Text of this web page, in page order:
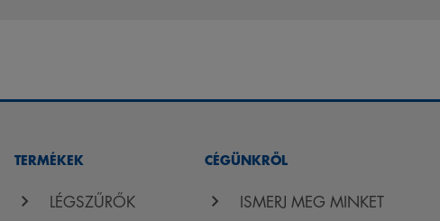
TERMÉKEK
LÉGSZŰRŐK
CÉGÜNKRŐL
ISMERJ MEG MINKET